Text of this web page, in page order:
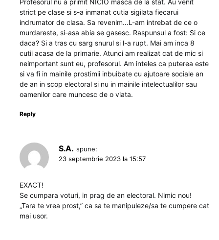
strict pe clase si s-a inmanat cutia sigilata fiecarui
indrumator de clasa. Sa revenim…L-am intrebat de ce o
murdareste, si-asa abia se gasesc. Raspunsul a fost: Si ce
daca? Si a tras cu sarg snurul si l-a rupt. Mai am inca 8
cutii acasa de la primarie. Atunci am realizat cat de mic si
neimportant sunt eu, profesorul. Am inteles ca puterea este
si va fi in mainile prostimii inbuibate cu ajutoare sociale an
de an in scop electoral si nu in mainile intelectualilor sau
oamenilor care muncesc de o viata.
Reply
S.A. spune:
23 septembrie 2023 la 15:57
EXACT!
Se cumpara voturi, in prag de an electoral. Nimic nou!
„Tara te vrea prost,” ca sa te manipuleze/sa te cumpere cat
mai usor.